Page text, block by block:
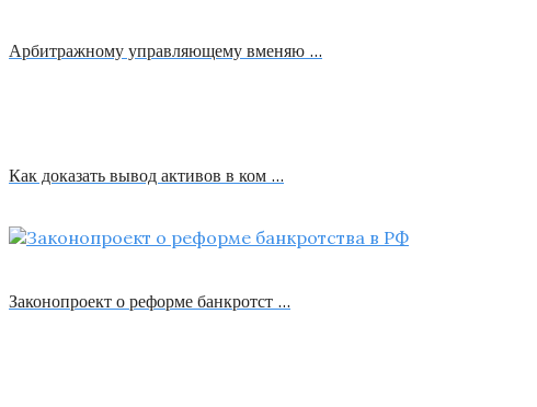
Арбитражному управляющему вменяю …
Как доказать вывод активов в ком …
Законопроект о реформе банкротст …